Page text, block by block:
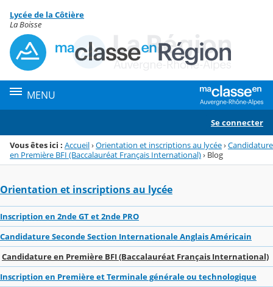
Menu de la rubrique
Contenu
Lycée de la Côtière
La Boisse
MENU
Se connecter
Vous êtes ici : Accueil›Orientation et inscriptions au lycée›Candidature
en Première BFI (Baccalauréat Français International)› Blog
Orientation et inscriptions au lycée
Inscription en 2nde GT et 2nde PRO
Candidature Seconde Section Internationale Anglais Américain
Candidature en Première BFI (Baccalauréat Français International)
Inscription en Première et Terminale générale ou technologique